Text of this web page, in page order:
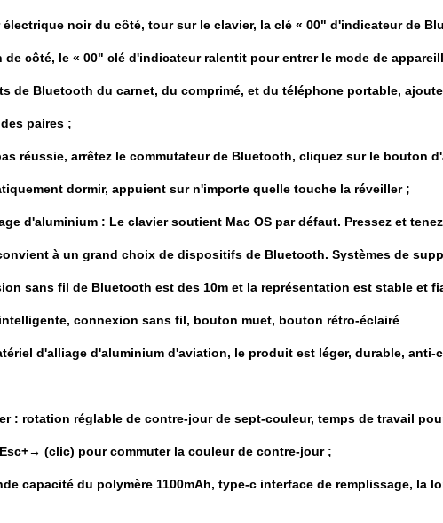
électrique noir du côté, tour sur le clavier, la clé « 00" d'indicateur de
côté, le « 00" clé d'indicateur ralentit pour entrer le mode de
de Bluetooth du carnet, du comprimé, et du téléphone portable,
paires ;
réussie, arrêtez le commutateur de Bluetooth, cliquez sur le bouton
dormir, appuient sur n'importe quelle touche la réveiller ;
d'aluminium : Le clavier soutient Mac OS par défaut. Pressez et
à un grand choix de dispositifs de Bluetooth. Systèmes de
sans fil de Bluetooth est des 10m et la représentation est stable et
connexion sans fil, bouton muet, bouton rétro-éclairé
d'alliage d'aluminium d'aviation, le produit est léger, durable,
: rotation réglable de contre-jour de sept-couleur, temps de travail
(clic) pour commuter la couleur de contre-jour ;
capacité du polymère 1100mAh, type-c interface de remplissage, la